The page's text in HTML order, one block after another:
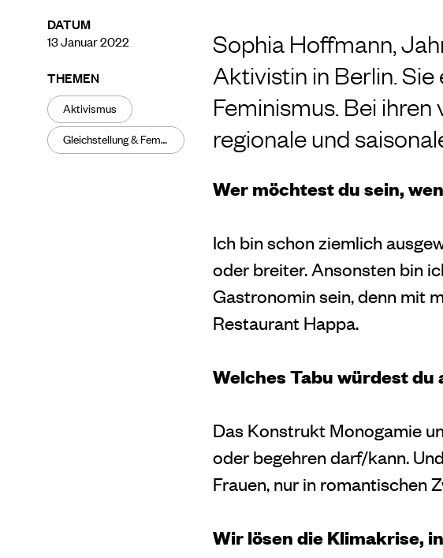
DATUM
13 Januar 2022
THEMEN
Aktivismus
Gleichstellung & Feminismus
Sophia Hoffmann,
Aktivistin in Berlin.
Feminismus. Bei
regionale und
Wer möchtest du sein,
Ich bin schon ziemlich
oder breiter. Ansonsten bin
Gastronomin sein, denn mit
Restaurant Happa.
Welches Tabu würdest
Das Konstrukt Monogamie
oder begehren darf/kann.
Frauen, nur in romantischen
Wir lösen die Klimakrise,